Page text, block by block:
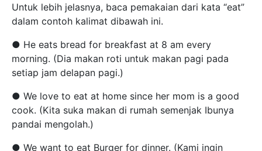
Untuk lebih jelasnya, baca pemakaian dari kata “eat”
dalam contoh kalimat dibawah ini.
● He eats bread for breakfast at 8 am every
morning. (Dia makan roti untuk makan pagi pada
setiap jam delapan pagi.)
● We love to eat at home since her mom is a good
cook. (Kita suka makan di rumah semenjak Ibunya
pandai mengolah.)
● We want to eat Burger for dinner. (Kami ingin